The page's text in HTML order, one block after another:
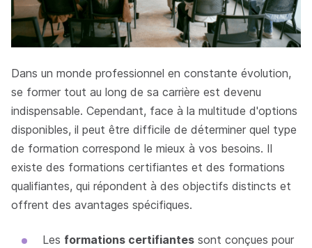
Dans un monde professionnel en constante évolution,
se former tout au long de sa carrière est devenu
indispensable. Cependant, face à la multitude d'options
disponibles, il peut être difficile de déterminer quel type
de formation correspond le mieux à vos besoins. Il
existe des formations certifiantes et des formations
qualifiantes, qui répondent à des objectifs distincts et
offrent des avantages spécifiques.
Les formations certifiantes sont conçues pour